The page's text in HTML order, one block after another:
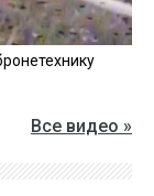
Все видео »